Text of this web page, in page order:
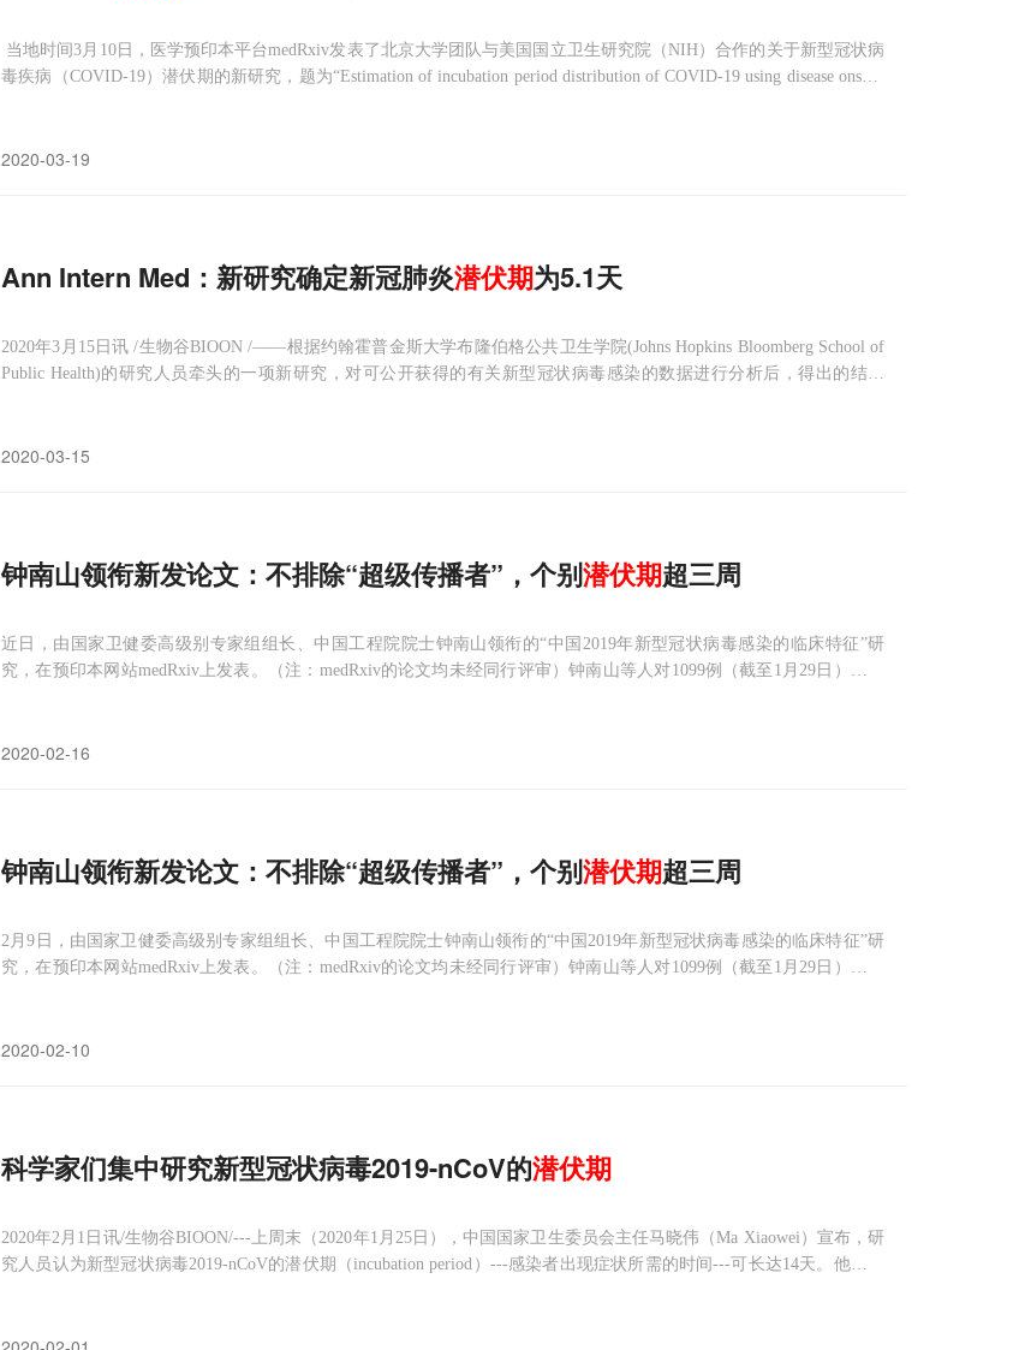
当地时间3月10日，医学预印本平台medRxiv发表了北京大学团队与美国国立卫生研究院（NIH）合作的关于新型冠状病
毒疾病（COVID-19）潜伏期的新研究，题为“Estimation of incubation period distribution of COVID-19 using disease onset f
2020-03-19
Ann Intern Med：新研究确定新冠肺炎潜伏期为5.1天
2020年3月15日讯 /生物谷BIOON /——根据约翰霍普金斯大学布隆伯格公共卫生学院(Johns Hopkins Bloomberg School of
Public Health)的研究人员牵头的一项新研究，对可公开获得的有关新型冠状病毒感染的数据进行分析后，得出的结论
2020-03-15
钟南山领衔新发论文：不排除“超级传播者”，个别潜伏期超三周
近日，由国家卫健委高级别专家组组长、中国工程院院士钟南山领衔的“中国2019年新型冠状病毒感染的临床特征”研
究，在预印本网站medRxiv上发表。（注：medRxiv的论文均未经同行评审）钟南山等人对1099例（截至1月29日）新冠
2020-02-16
钟南山领衔新发论文：不排除“超级传播者”，个别潜伏期超三周
2月9日，由国家卫健委高级别专家组组长、中国工程院院士钟南山领衔的“中国2019年新型冠状病毒感染的临床特征”研
究，在预印本网站medRxiv上发表。（注：medRxiv的论文均未经同行评审）钟南山等人对1099例（截至1月29日）新冠
2020-02-10
科学家们集中研究新型冠状病毒2019-nCoV的潜伏期
2020年2月1日讯/生物谷BIOON/---上周末（2020年1月25日），中国国家卫生委员会主任马晓伟（Ma Xiaowei）宣布，研
究人员认为新型冠状病毒2019-nCoV的潜伏期（incubation period）---感染者出现症状所需的时间---可长达14天。他还表